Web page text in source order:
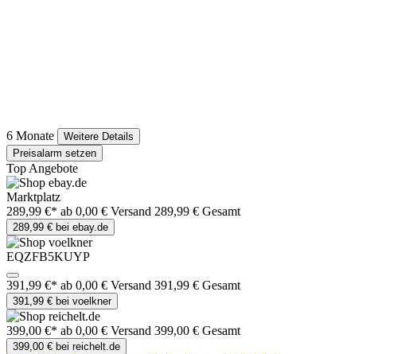
6 Monate
Weitere Details
Preisalarm setzen
Top Angebote
Marktplatz
289,99 €* ab 0,00 € Versand 289,99 € Gesamt
289,99 € bei ebay.de
EQZFB5KUYP
391,99 €* ab 0,00 € Versand 391,99 € Gesamt
391,99 € bei voelkner
399,00 €* ab 0,00 € Versand 399,00 € Gesamt
399,00 € bei reichelt.de